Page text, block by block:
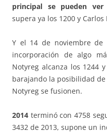
principal se pueden
supera ya los 1200 y Carlos
Y el 14 de noviembre de
incorporación de algo
Notyreg alcanza los 1244
barajando la posibilidad de
Notyreg se fusionen.
2014 terminó con 4758
3432 de 2013, supone un